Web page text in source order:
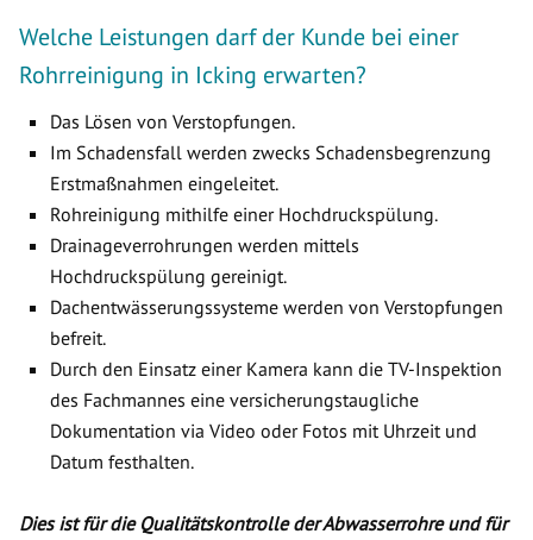
Welche Leistungen darf der Kunde bei einer
Rohrreinigung in Icking erwarten?
Das Lösen von Verstopfungen.
Im Schadensfall werden zwecks Schadensbegrenzung
Erstmaßnahmen eingeleitet.
Rohreinigung mithilfe einer Hochdruckspülung.
Drainageverrohrungen werden mittels
Hochdruckspülung gereinigt.
Dachentwässerungssysteme werden von Verstopfungen
befreit.
Durch den Einsatz einer Kamera kann die TV-Inspektion
des Fachmannes eine versicherungstaugliche
Dokumentation via Video oder Fotos mit Uhrzeit und
Datum festhalten.
Dies ist für die Qualitätskontrolle der Abwasserrohre und für